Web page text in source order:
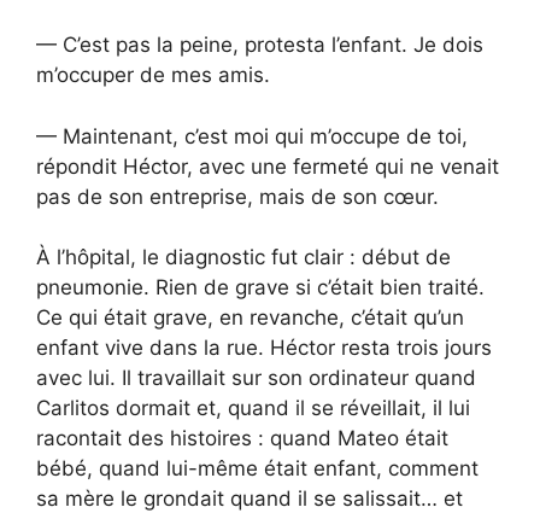
— C’est pas la peine, protesta l’enfant. Je dois
m’occuper de mes amis.
— Maintenant, c’est moi qui m’occupe de toi,
répondit Héctor, avec une fermeté qui ne venait
pas de son entreprise, mais de son cœur.
À l’hôpital, le diagnostic fut clair : début de
pneumonie. Rien de grave si c’était bien traité.
Ce qui était grave, en revanche, c’était qu’un
enfant vive dans la rue. Héctor resta trois jours
avec lui. Il travaillait sur son ordinateur quand
Carlitos dormait et, quand il se réveillait, il lui
racontait des histoires : quand Mateo était
bébé, quand lui-même était enfant, comment
sa mère le grondait quand il se salissait… et